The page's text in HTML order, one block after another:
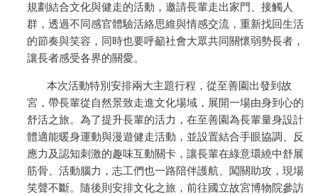
規劃結合文化與健走的活動，邀請長輩走出家門、接觸人
群，透過不同感官體驗活絡思維與情感交流，重新找回生活
的節奏與笑容，同時也要呼籲社會大眾共同關懷弱勢長者，
讓長者感受各界的關愛。
本次活動特別安排兩大主題行程，從至善園出發到故
宮，帶長輩從自然景致走進文化場域，展開一場由身到心的
舒活之旅。為了提升長輩的活力，在至善園為長輩量身設計
體適能暖身運動與漫遊健走活動，並設置結合手眼協調、反
應力及認知刺激的趣味互動關卡，讓長輩在綠意環繞中舒展
筋骨、活動腦力，志工們也一路陪伴護航、闖關助攻，現場
笑聲不斷。隨後則安排文化之旅，前往國立故宮博物院參訪